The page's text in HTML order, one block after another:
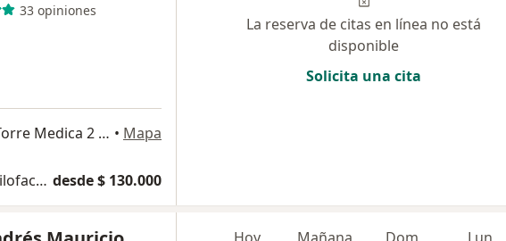
33 opiniones
Carrera 25a #1a Sur-45 Torre Medica 2 El Tesoro, Medellín • Mapa
Visita Cirugía Oral y Maxilofacial desde $ 130.000
La reserva de citas en línea no está
disponible
Solicita una cita